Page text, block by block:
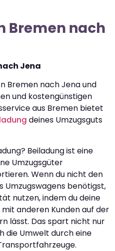
Bremen nach
Jena
Bremen nach Jena und
und kostengünstigen
aus Bremen bietet
deines Umzugsguts
Beiladung ist eine
Umzugsgüter
Wenn du nicht den
Umzugswagens benötigst,
nutzen, indem du deine
anderen Kunden auf der
lässt. Das spart nicht nur
die Umwelt durch eine